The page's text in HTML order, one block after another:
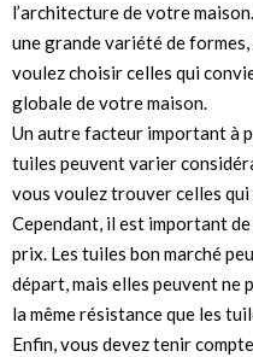
l’architecture de votre
une grande variété de
voulez choisir celles qui
globale de votre maison.
Un autre facteur important à
tuiles peuvent varier
vous voulez trouver celles
Cependant, il est important
prix. Les tuiles bon marché
départ, mais elles peuvent
la même résistance que les
Enfin, vous devez tenir